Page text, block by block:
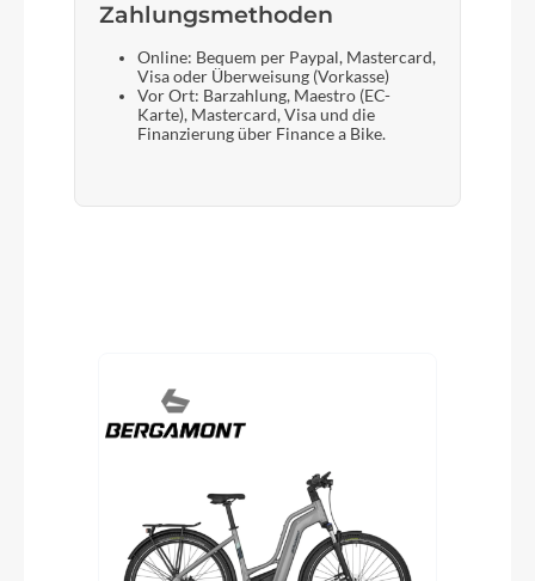
Zahlungsmethoden
Online: Bequem per Paypal, Mastercard,
Visa oder Überweisung (Vorkasse)
Vor Ort: Barzahlung, Maestro (EC-
Karte), Mastercard, Visa und die
Finanzierung über Finance a Bike.